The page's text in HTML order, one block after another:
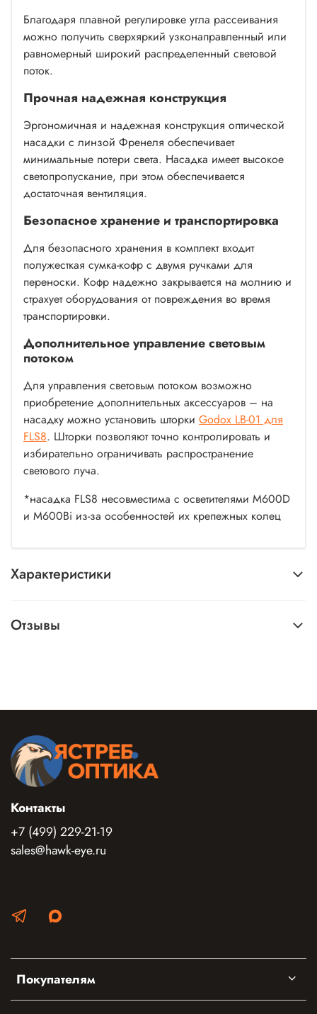
Благодаря плавной регулировке угла рассеивания
можно получить сверхяркий узконаправленный или
равномерный широкий распределенный световой
поток.
Прочная надежная конструкция
Эргономичная и надежная конструкция оптической
насадки с линзой Френеля обеспечивает
минимальные потери света. Насадка имеет высокое
светопропускание, при этом обеспечивается
достаточная вентиляция.
Безопасное хранение и транспортировка
Для безопасного хранения в комплект входит
полужесткая сумка-кофр с двумя ручками для
переноски. Кофр надежно закрывается на молнию и
страхует оборудования от повреждения во время
транспортировки.
Дополнительное управление световым
потоком
Для управления световым потоком возможно
приобретение дополнительных аксессуаров – на
насадку можно установить шторки Godox LB-01 для
FLS8. Шторки позволяют точно контролировать и
избирательно ограничивать распространение
светового луча.
*насадка FLS8 несовместима с осветителями M600D
и M600Bi из-за особенностей их крепежных колец
Характеристики
Отзывы
Покупателям
Контакты
+7 (499) 229-21-19
sales@hawk-eye.ru